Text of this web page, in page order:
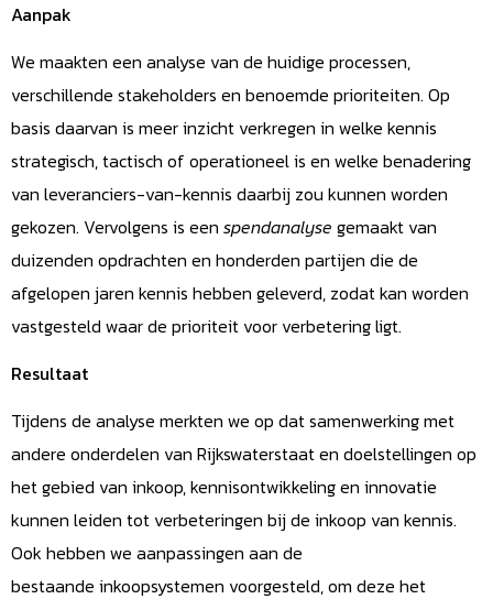
Aanpak
We maakten een analyse van de huidige processen,
verschillende stakeholders en benoemde prioriteiten. Op
basis daarvan is meer inzicht verkregen in welke kennis
strategisch, tactisch of operationeel is en welke benadering
van leveranciers-van-kennis daarbij zou kunnen worden
gekozen. Vervolgens is een spendanalyse gemaakt van
duizenden opdrachten en honderden partijen die de
afgelopen jaren kennis hebben geleverd, zodat kan worden
vastgesteld waar de prioriteit voor verbetering ligt.
Resultaat
Tijdens de analyse merkten we op dat samenwerking met
andere onderdelen van Rijkswaterstaat en doelstellingen op
het gebied van inkoop, kennisontwikkeling en innovatie
kunnen leiden tot verbeteringen bij de inkoop van kennis.
Ook hebben we aanpassingen aan de
bestaande inkoopsystemen voorgesteld, om deze het